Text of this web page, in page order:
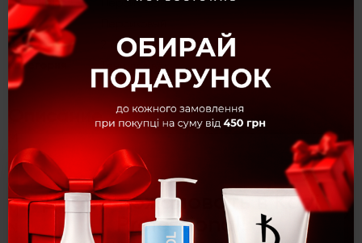
×
Добро пожаловать в Kodi
Professional!
Цвет
Вес
Категория Тени для век
Описание
Матовые тени для век в рефилах Colour Smokey №03, 2 г
Матовые тени для век в рефилах Colour Smokey
№03, 2 г